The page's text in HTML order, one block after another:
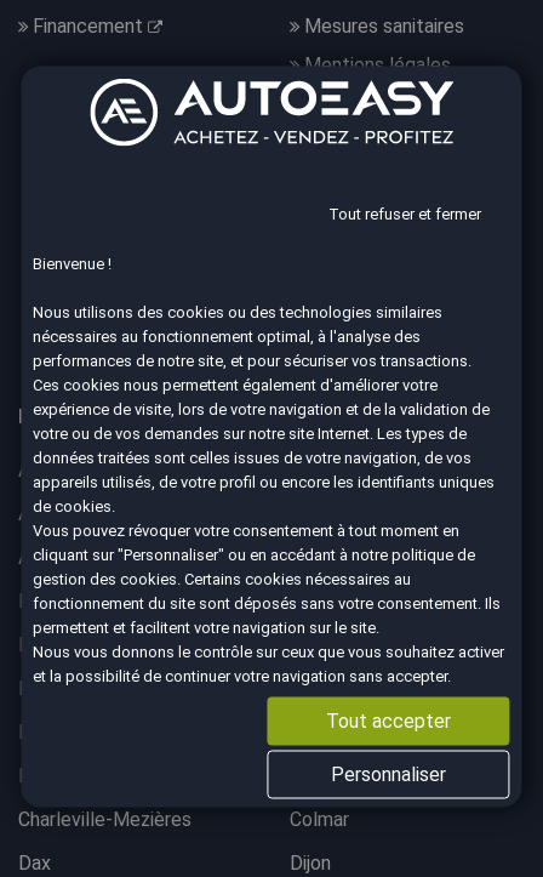
Financement
Mesures sanitaires
Mentions légales
Données personnelles
4.7
8590 avis Google
Nos 67 agences à votre service dans toute la France
Aix-en-Provence
Ajaccio
Albertville
Angoulême
Aurillac
Belfort
Bergerac
Besançon
Bordeaux lac
Bordeaux Mérignac
Bougival
Bourgoin-Jallieu
Brest
Brive-La-Gaillarde
Chalon-sur-Saône
Charleville-Mezières
Colmar
Dax
Dijon
Tout refuser et fermer
Bienvenue !
Nous utilisons des cookies ou des technologies similaires
nécessaires au fonctionnement optimal, à l'analyse des
performances de notre site, et pour sécuriser vos transactions.
Ces cookies nous permettent également d'améliorer votre
expérience de visite, lors de votre navigation et de la validation de
votre ou de vos demandes sur notre site Internet. Les types de
données traitées sont celles issues de votre navigation, de vos
appareils utilisés, de votre profil ou encore les identifiants uniques
de cookies.
Vous pouvez révoquer votre consentement à tout moment en
cliquant sur "Personnaliser" ou en accédant à notrepolitique de
gestion des cookies . Certains cookies nécessaires au
fonctionnement du site sont déposés sans votre consentement. Ils
permettent et facilitent votre navigation sur le site.
Nous vous donnons le contrôle sur ceux que vous souhaitez activer
et la possibilité de continuer votre navigation sans accepter.
Tout accepter
Personnaliser